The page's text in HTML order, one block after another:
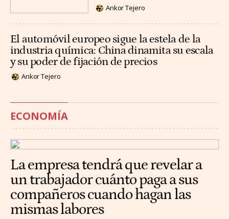
Ankor Tejero
El automóvil europeo sigue la estela de la
industria química: China dinamita su escala
y su poder de fijación de precios
Ankor Tejero
ECONOMÍA
La empresa tendrá que revelar a
un trabajador cuánto paga a sus
compañeros cuando hagan las
mismas labores